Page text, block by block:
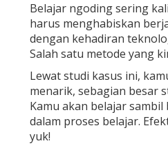
Belajar ngoding sering
harus menghabiskan
dengan kehadiran
Salah satu metode yang
Lewat studi kasus ini,
menarik, sebagian besar
Kamu akan belajar
dalam proses belajar.
yuk!